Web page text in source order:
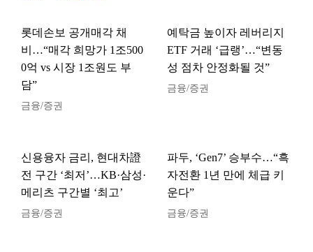
롯데손보 공개매각 채
비…“매각 희망가 1조500
0억 vs 시장 1조원도 부
담”
금융/증권
예탁금 높이자 레버리지
ETF 거래 ‘급랭’…“변동
성 점차 안정화될 것”
금융/증권
신용융자 금리, 현대차證
전 구간 ‘최저’…KB·삼성·
메리츠 구간별 ‘최고’
금융/증권
파두, ‘Gen7’ 승부수…“흑
자전환 1년 만에 체급 키
운다”
금융/증권